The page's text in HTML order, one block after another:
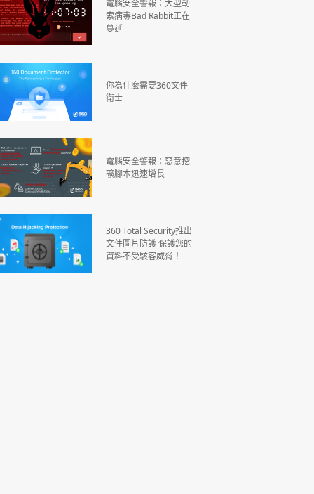
電腦安全警報：大型勒
索病毒Bad Rabbit正在
蔓延
你為什麼需要360文件
衛士
電腦安全警報：惡意挖
礦腳本迅速增長
360 Total Security推出
文件圖片防護 保護您的
資料不受駭客威脅！